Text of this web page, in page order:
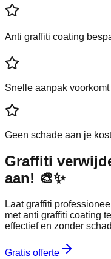
Anti graffiti coating
Snelle aanpak
Geen schade aan je
Graffiti
aan! 🎨✨
Laat graffiti
met anti graffiti coating
effectief en zonder
Gratis offerte